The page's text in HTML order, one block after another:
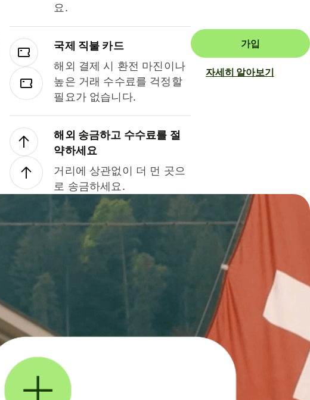
요.
국제 직불 카드
해외 결제 시 환전 마진이나
높은 거래 수수료를 걱정할
필요가 없습니다.
해외 송금하고 수수료를 절
약하세요
거리에 상관없이 더 먼 곳으
로 송금하세요.
가입
자세히 알아보기